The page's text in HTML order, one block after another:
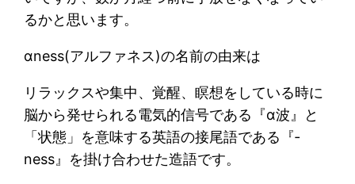
るかと思います。
αness(アルファネス)の名前の由来は
リラックスや集中、覚醒、瞑想をしている時に
脳から発せられる電気的信号である『α波』と
「状態」を意味する英語の接尾語である『‐
ness』を掛け合わせた造語です。